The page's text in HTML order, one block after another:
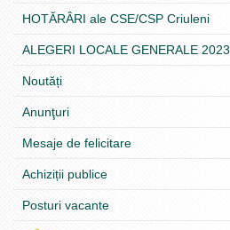
HOTĂRÂRI ale CSE/CSP Criuleni
ALEGERI LOCALE GENERALE 2023
Noutăți
Anunţuri
Mesaje de felicitare
Achiziții publice
Posturi vacante